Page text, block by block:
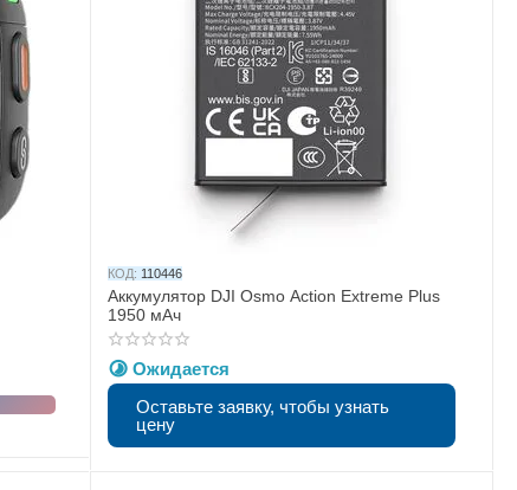
КОД: 110446
Аккумулятор DJI Osmo Action Extreme Plus
1950 мАч
Ожидается
Оставьте заявку, чтобы узнать
цену